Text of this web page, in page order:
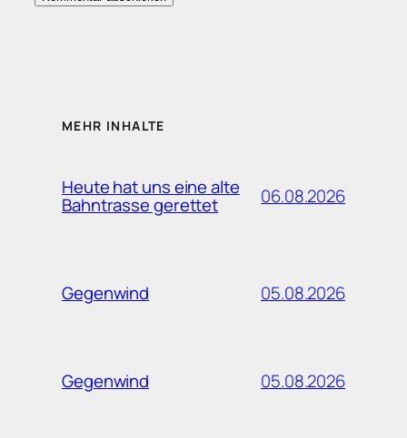
MEHR INHALTE
Heute hat uns eine alte
Bahntrasse gerettet 06.08.2026
Gegenwind 05.08.2026
Gegenwind 05.08.2026